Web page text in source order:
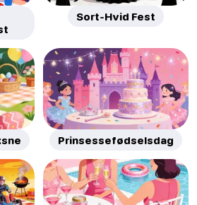
Sort-Hvid Fest
Prinsessefødselsdag